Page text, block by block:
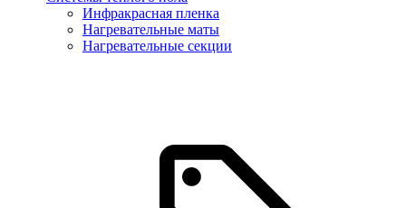
Инфракрасная пленка
Нагревательные маты
Нагревательные секции